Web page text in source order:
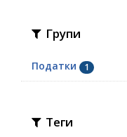
Групи
Податки 1
Теги